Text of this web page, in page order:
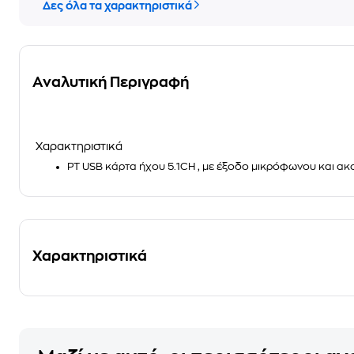
Δες όλα τα χαρακτηριστικά
Αναλυτική Περιγραφή
Χαρακτηριστικά
PT USB κάρτα ήχου 5.1CH , με έξοδο μικρόφωνου και
Χαρακτηριστικά